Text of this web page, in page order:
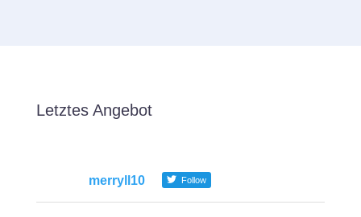
Letztes Angebot
merryll10 Follow